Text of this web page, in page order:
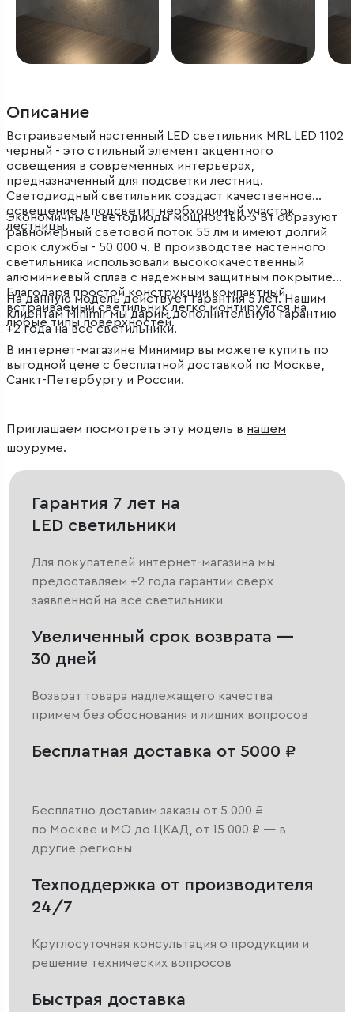
Описание
Встраиваемый настенный LED светильник MRL LED 1102
черный - это стильный элемент акцентного
освещения в современных интерьерах,
предназначенный для подсветки лестниц.
Светодиодный светильник создаст качественное
освещение и подсветит необходимый участок
лестницы.
Экономичные светодиоды мощностью 3 Вт образуют
равномерный световой поток 55 лм и имеют долгий
срок службы - 50 000 ч. В производстве настенного
светильника использовали высококачественный
алюминиевый сплав с надежным защитным покрытием.
Благодаря простой конструкции компактный
встраиваемый светильник легко монтируется на
любые типы поверхностей.
На данную модель действует гарантия 5 лет. Нашим
клиентам Minimir мы дарим дополнительную гарантию
+2 года на все светильники.
В интернет-магазине Минимир вы можете купить по
выгодной цене с бесплатной доставкой по Москве,
Санкт-Петербургу и России.
Приглашаем посмотреть эту модель в нашем
шоуруме.
Гарантия 7 лет на
LED светильники
Для покупателей интернет-магазина мы
предоставляем +2 года гарантии сверх
заявленной на все светильники
Увеличенный срок возврата —
30 дней
Возврат товара надлежащего качества
примем без обоснования и лишних вопросов
Бесплатная доставка от 5000 ₽
Бесплатно доставим заказы от 5 000 ₽
по Москве и МО до ЦКАД, от 15 000 ₽ — в
другие регионы
Техподдержка от производителя
24/7
Круглосуточная консультация о продукции и
решение технических вопросов
Быстрая доставка